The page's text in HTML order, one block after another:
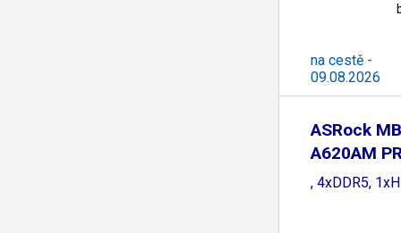
na cestě -
09.08.2026
ASRock
A620AM
A620A
, 4xDDR5,